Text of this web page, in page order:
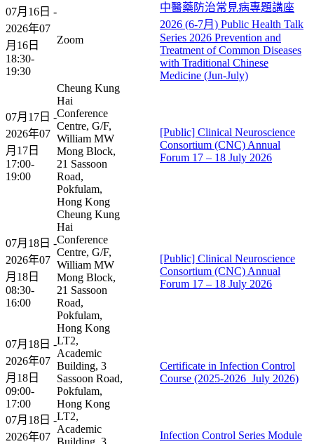
07月16日 -
2026年07
月16日
18:30-
19:30
Zoom
中醫藥防治常見病專題講座
2026 (6-7月) Public Health Talk
Series 2026 Prevention and
Treatment of Common Diseases
with Traditional Chinese
Medicine (Jun-July)
07月17日 -
2026年07
月17日
17:00-
19:00
Cheung Kung
Hai
Conference
Centre, G/F,
William MW
Mong Block,
21 Sassoon
Road,
Pokfulam,
Hong Kong
[Public] Clinical Neuroscience
Consortium (CNC) Annual
Forum 17 – 18 July 2026
07月18日 -
2026年07
月18日
08:30-
16:00
Cheung Kung
Hai
Conference
Centre, G/F,
William MW
Mong Block,
21 Sassoon
Road,
Pokfulam,
Hong Kong
[Public] Clinical Neuroscience
Consortium (CNC) Annual
Forum 17 – 18 July 2026
07月18日 -
2026年07
月18日
09:00-
17:00
LT2,
Academic
Building, 3
Sassoon Road,
Pokfulam,
Hong Kong
Certificate in Infection Control
Course (2025-2026_July 2026)
07月18日 -
2026年07
LT2,
Academic
Building, 3
Infection Control Series Module